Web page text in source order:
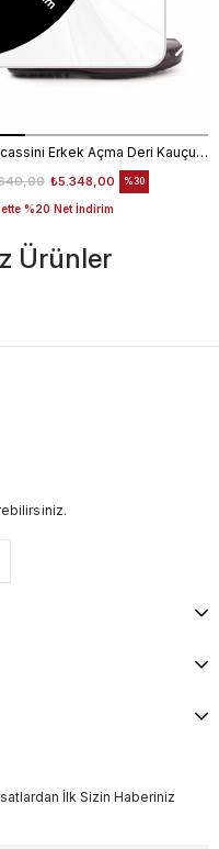
Mocassini Erkek Açma Deri Kauçuk Taban Bordo Günlük Ayakkabı
₺5.348,00
%20 Net İndirim
%30
Ürünler
İlk Sizin Haberiniz